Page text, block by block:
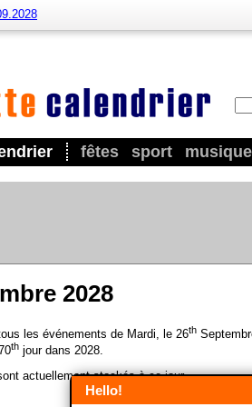
fêtes sport musique
2028
les événements de Mardi, le 26th
th jour dans 2028.
actuellement stockés à ce jour.
Hello!